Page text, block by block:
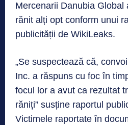
Mercenarii Danubia Global
rănit alți opt conform unui
publicității de WikiLeaks.
„Se suspectează că,
Inc. a răspuns cu foc în
focul lor a avut ca rezultat
răniți” susține raportul
Victimele raportate în